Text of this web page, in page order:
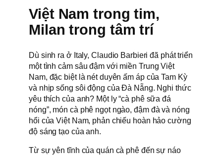
Việt Nam trong tim,
Milan trong tâm trí
Dù sinh ra ở Italy, Claudio Barbieri đã phát triển
một tình cảm sâu đậm với miền Trung Việt
Nam, đặc biệt là nét duyên ấm áp của Tam Kỳ
và nhịp sống sôi động của Đà Nẵng. Nghi thức
yêu thích của anh? Một ly “cà phê sữa đá
nóng”, món cà phê ngọt ngào, đậm đà và nóng
hổi của Việt Nam, phản chiếu hoàn hảo cường
độ sáng tạo của anh.
Từ sự yên tĩnh của quán cà phê đến sự náo